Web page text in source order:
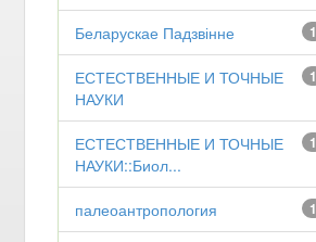
1
Беларускае Падзвінне
1
ЕСТЕСТВЕННЫЕ И ТОЧНЫЕ
НАУКИ
1
ЕСТЕСТВЕННЫЕ И ТОЧНЫЕ
НАУКИ::Биол...
1
палеоантропология